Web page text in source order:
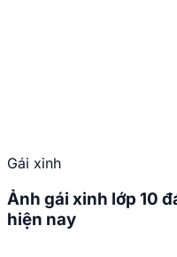
Gái xinh
Ảnh gái xinh lớp 10
hiện nay